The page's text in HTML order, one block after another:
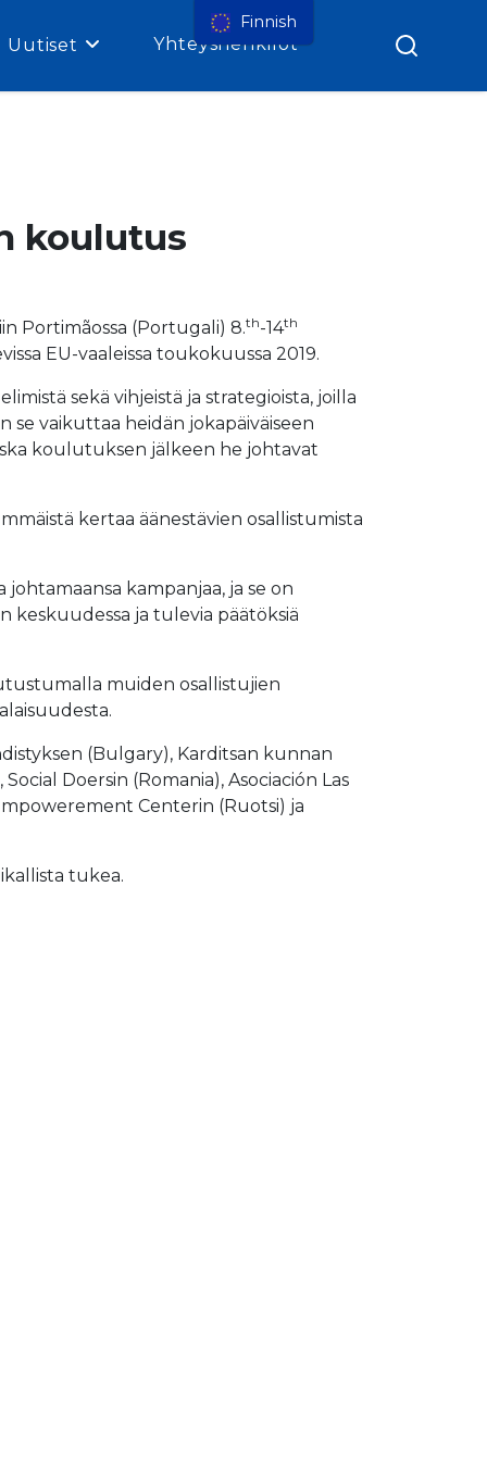
Uutiset Yhteyshenkilöt
koulutus
Portimãossa (Portugali) 8.th-14th
EU-vaaleissa toukokuussa 2019.
sekä vihjeistä ja strategioista, joilla
se vaikuttaa heidän jokapäiväiseen
koulutuksen jälkeen he johtavat
kertaa äänestävien osallistumista
kampanjaa, ja se on
ja tulevia päätöksiä
muiden osallistujien
(Bulgary), Karditsan kunnan
Doersin (Romania), Asociación Las
Centerin (Ruotsi) ja
tukea.
Finnish